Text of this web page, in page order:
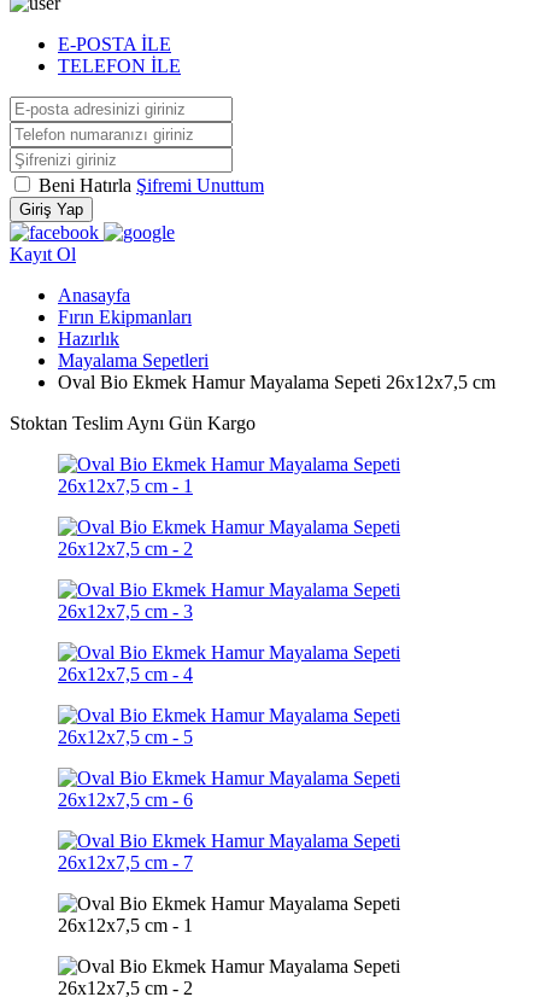
E-POSTA İLE
TELEFON İLE
Beni Hatırla Şifremi Unuttum
Giriş Yap
Kayıt Ol
Anasayfa
Fırın Ekipmanları
Hazırlık
Mayalama Sepetleri
Oval Bio Ekmek Hamur Mayalama Sepeti 26x12x7,5 cm
Stoktan Teslim Aynı Gün Kargo